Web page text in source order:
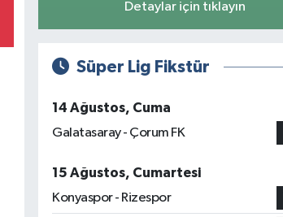
Detaylar için tıklayın
Süper Lig Fikstür
14 Ağustos, Cuma
Galatasaray - Çorum FK
15 Ağustos, Cumartesi
Konyaspor - Rizespor